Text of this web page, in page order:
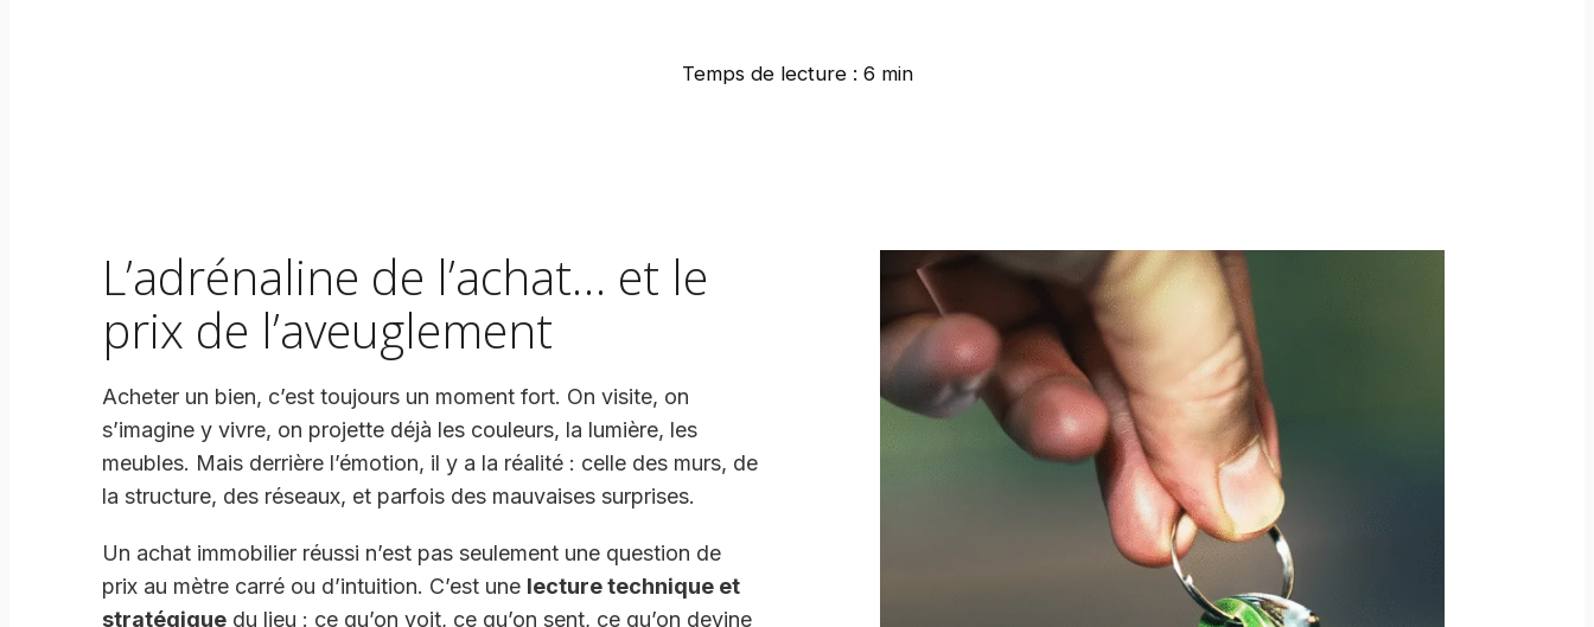
Temps de lecture : 6 min
L’adrénaline de l’achat… et le
prix de l’aveuglement
Acheter un bien, c’est toujours un moment fort. On visite, on
s’imagine y vivre, on projette déjà les couleurs, la lumière, les
meubles. Mais derrière l’émotion, il y a la réalité : celle des murs, de
la structure, des réseaux, et parfois des mauvaises surprises.
Un achat immobilier réussi n’est pas seulement une question de
prix au mètre carré ou d’intuition. C’est une lecture technique et
stratégique du lieu : ce qu’on voit, ce qu’on sent, ce qu’on devine